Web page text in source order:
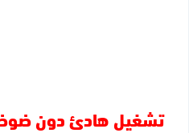
تشغيل هادئ دون